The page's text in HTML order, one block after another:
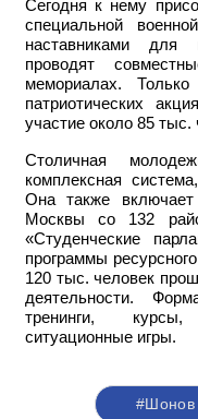
Сегодня к нему
специальной
наставниками для
проводят
мемориалах.
патриотических
участие около 85
Столичная
комплексная
Она также
Москвы со 132
«Студенческие
программы
120 тыс. человек
деятельности.
тренинги, курсы,
ситуационные игры.
#Шонов